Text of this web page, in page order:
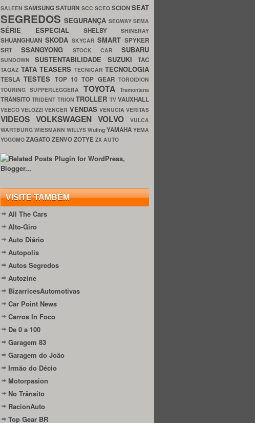
SALEENSAMSUNGSATURN SCC SCEO SCIONSEAT
SEGREDOSSEGURANÇA SEGWAYSEMA
SÉRIE ESPECIAL SHELBY SHINERAY
SHUANGHUAN SKODA SKYCARSMART SPYKER
SRTSSANGYONG STOCK CAR SUBARU
SUNDOWNSUSTENTABILIDADE SUZUKITAC
TAGAZ TATA TEASERS TECNICAR TECNOLOGIA
TESLATESTES TOP 10TOP GEARTOROIDION
TOURING SUPPERLEGGERA TOYOTATramontana
TRÂNSITOTRIDENT TRIONTROLLER TVVAUXHALL
VEECOVELOZZIVENCER VENDAS VENUCIAVERITAS
VIDEOS VOLKSWAGEN VOLVO
VULCA
WARTBURG WIESMANN WILLYS Wuling YAMAHA YEMA
YOGOMO ZAGATOZENVOZOTYE ZX AUTO
VISITE TAMBÉM
All The Cars
Alto-Giro
Auto Diário
Autopolis
Autos Segredos
Autozine
BizarricesAutomotivas
Car Point News
Carros In Foco
De 0 a 100
Garagem 83
Garagem do João
Irmão do Décio
Motorpasion
No Trânsito
RacionAuto
Top Gear BR